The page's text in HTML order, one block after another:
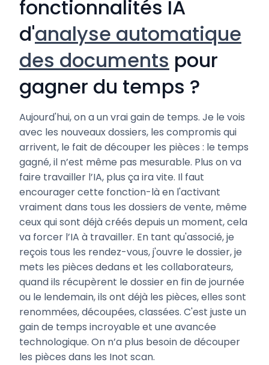
fonctionnalités IA
d'analyse automatique
des documents pour
gagner du temps ?
Aujourd'hui, on a un vrai gain de temps. Je le vois
avec les nouveaux dossiers, les compromis qui
arrivent, le fait de découper les pièces : le temps
gagné, il n’est même pas mesurable. Plus on va
faire travailler l’IA, plus ça ira vite. Il faut
encourager cette fonction-là en l'activant
vraiment dans tous les dossiers de vente, même
ceux qui sont déjà créés depuis un moment, cela
va forcer l’IA à travailler. En tant qu'associé, je
reçois tous les rendez-vous, j'ouvre le dossier, je
mets les pièces dedans et les collaborateurs,
quand ils récupèrent le dossier en fin de journée
ou le lendemain, ils ont déjà les pièces, elles sont
renommées, découpées, classées. C'est juste un
gain de temps incroyable et une avancée
technologique. On n’a plus besoin de découper
les pièces dans les Inot scan.